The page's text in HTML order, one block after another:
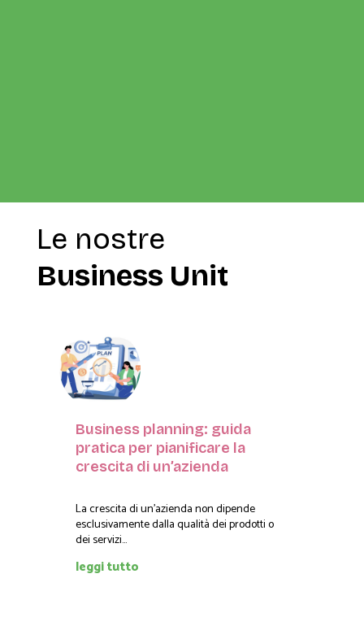
Le nostre
Business Unit
Business planning: guida
pratica per pianificare la
crescita di un’azienda
La crescita di un'azienda non dipende
esclusivamente dalla qualità dei prodotti o
dei servizi...
leggi tutto